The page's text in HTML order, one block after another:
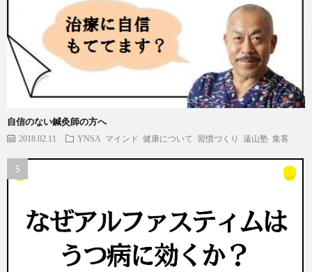
自信のない鍼灸師の方へ
2018.02.11 YNSA マインド 健康について 習慣づくり 遠山塾 集客